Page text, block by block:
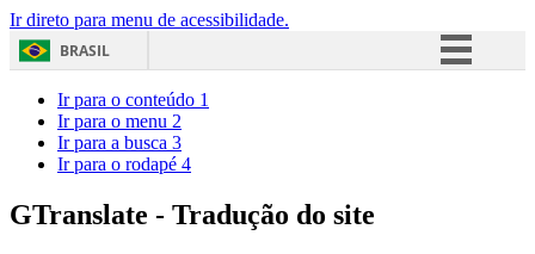
Ir direto para menu de acessibilidade.
BRASIL
Acesso à informação
Ir para o conteúdo 1
Ir para o menu 2
Ir para a busca 3
Ir para o rodapé 4
GTranslate - Tradução do site